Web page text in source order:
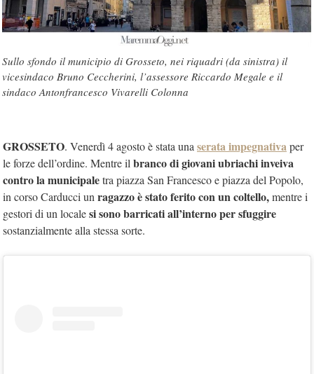
Sullo sfondo il municipio di Grosseto, nei riquadri (da sinistra) il
vicesindaco Bruno Ceccherini, l’assessore Riccardo Megale e il
sindaco Antonfrancesco Vivarelli Colonna
GROSSETO. Venerdì 4 agosto è stata una serata impegnativaper
le forze dell’ordine. Mentre il branco di giovani ubriachi inveiva
contro la municipaletra piazza San Francesco e piazza del Popolo,
in corso Carducci un ragazzo è stato ferito con un coltello,mentre i
gestori di un localesi sono barricati all’interno per sfuggire
sostanzialmente alla stessa sorte.